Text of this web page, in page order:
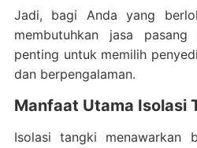
Jadi, bagi Anda yang
membutuhkan jasa
penting untuk memilih
dan berpengalaman.
Manfaat Utama Isolasi
Isolasi tangki menawarkan